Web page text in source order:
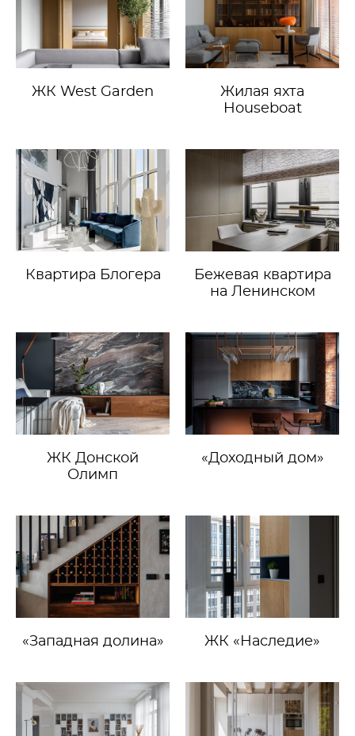
ЖК West Garden
Жилая яхта
Houseboat
Квартира Блогера
Бежевая квартира
на Ленинском
ЖК Донской
Олимп
«Доходный дом»
«Западная долина» ЖК «Наследие»